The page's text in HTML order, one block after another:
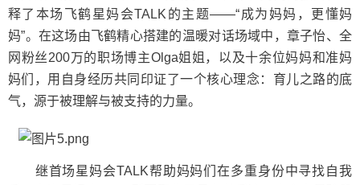
释了本场飞鹤星妈会TALK的主题——“成为妈妈，更懂妈
妈”。在这场由飞鹤精心搭建的温暖对话场域中，章子怡、全
网粉丝200万的职场博主Olga姐姐，以及十余位妈妈和准妈
妈们，用自身经历共同印证了一个核心理念：育儿之路的底
气，源于被理解与被支持的力量。
继首场星妈会TALK帮助妈妈们在多重身份中寻找自我